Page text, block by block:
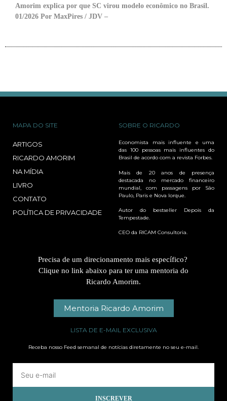
Amorim explica por que SC virou modelo econômico no Brasil.
01/2026 Por MaxPires / JDV –
MAPA DO SITE
ARTIGOS
RICARDO AMORIM
NA MÍDIA
LIVRO
CONTATO
POLÍTICA DE PRIVACIDADE
SOBRE O RICARDO
Economista mais influente e uma
das 100 pessoas mais influentes do
Brasil de acordo com a revista Forbes.
Mais de 20 anos de presença
destacada no mercado financeiro
mundial, com passagens por São
Paulo, Paris e Nova Iorque.
Autor do bestseller Depois da
Tempestade.
CEO da RICAM Consultoria.
Precisa de um direcionamento mais específico?
Clique no link abaixo para ter uma mentoria do
Ricardo Amorim.
Mentoria Ricardo Amorim
LISTA DE E-MAIL EXCLUSIVA
Receba nosso Feed semanal de notícias diretamente no seu e-mail.
INSCREVER